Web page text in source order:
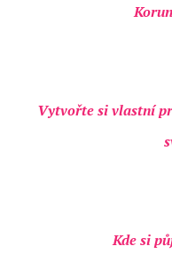
Vytvořte si vlastní
Kde si